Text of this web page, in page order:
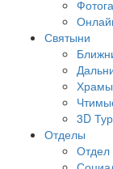
Святыни
3D Тур
Отделы